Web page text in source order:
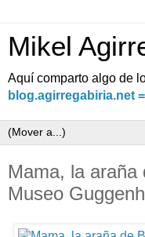
Mikel
Aquí comparto algo de
blog.agirregabiria.net
Mama, la araña
Museo